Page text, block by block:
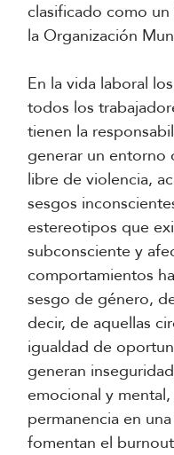
clasificado como
la Organización
En la vida laboral
todos los
tienen la
generar un entorno
libre de violencia,
sesgos
estereotipos que
subconsciente y
comportamientos
sesgo de género,
decir, de aquellas
igualdad de
generan
emocional y
permanencia en
fomentan el